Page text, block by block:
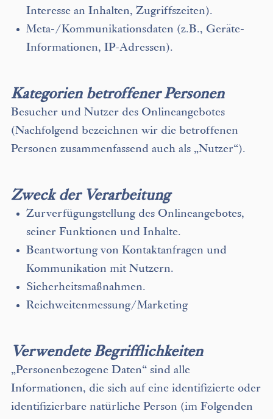
Interesse an Inhalten, Zugriffszeiten).
Meta-/Kommunikationsdaten (z.B., Geräte-
Informationen, IP-Adressen).
Kategorien betroffener Personen
Besucher und Nutzer des Onlineangebotes
(Nachfolgend bezeichnen wir die betroffenen
Personen zusammenfassend auch als „Nutzer“).
Zweck der Verarbeitung
Zurverfügungstellung des Onlineangebotes,
seiner Funktionen und Inhalte.
Beantwortung von Kontaktanfragen und
Kommunikation mit Nutzern.
Sicherheitsmaßnahmen.
Reichweitenmessung/Marketing
Verwendete Begrifflichkeiten
„Personenbezogene Daten“ sind alle
Informationen, die sich auf eine identifizierte oder
identifizierbare natürliche Person (im Folgenden